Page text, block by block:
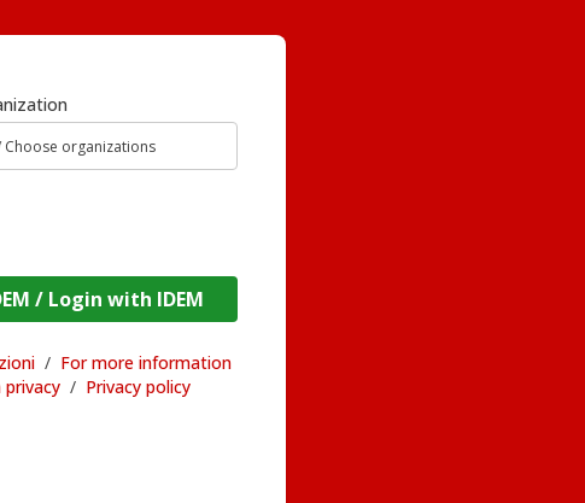
IDEM / Login with IDEM
/ For more information
/ Privacy policy